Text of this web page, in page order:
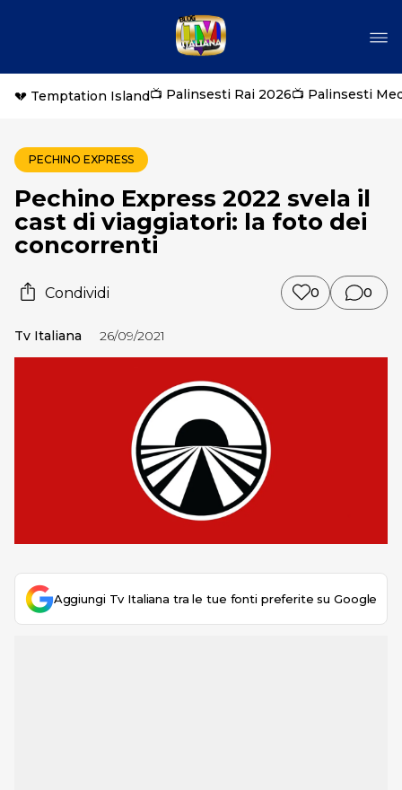
💔 Temptation Island📺 Palinsesti Rai 2026📺 Palinsesti
PECHINO EXPRESS
Pechino Express 2022 svela il
cast di viaggiatori: la foto dei
concorrenti
Condividi 0 0
Tv Italiana 26/09/2021
Aggiungi Tv Italiana tra le tue fonti preferite su Google